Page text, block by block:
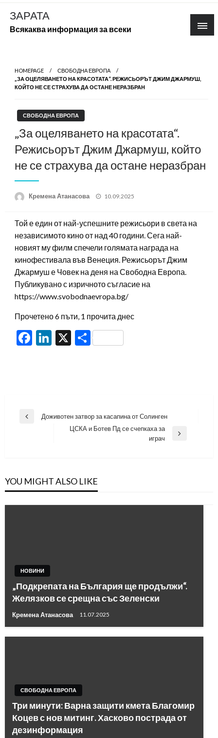
Skip
content
ЗАРАТА
Всякаква информация за всеки
HOMEPAGE
СВОБОДНА ЕВРОПА
„ЗА ОЦЕЛЯВАНЕТО НА КРАСОТАТА“. РЕЖИСЬОРЪТ ДЖИМ ДЖАРМУШ,
КОЙТО НЕ СЕ СТРАХУВА ДА ОСТАНЕ НЕРАЗБРАН
СВОБОДНА ЕВРОПА
„За оцеляването на красотата“.
Режисьорът Джим Джармуш, който
не се страхува да остане неразбран
Кремена Атанасова
Posted
10.09.2025
Той е един от най-успешните режисьори в света на
независимото кино от над 40 години. Сега най-
новият му филм спечели голямата награда на
кинофестивала във Венеция. Режисьорът Джим
Джармуш е Човек на деня на Свободна Европа.
Публикувано с изричното съгласие на
https://www.svobodnaevropa.bg/
Прочетено 6 пъти, 1 прочита днес
Facebook
LinkedIn
X Share
Навигация
Previous
Доживотен затвор за касапина от Солинген
ЦСКА и Ботев Пд се счепкаха за
играч
YOU MIGHT ALSO LIKE
НОВИНИ
„Подкрепата на България ще продължи“.
Желязков се срещна със Зеленски
Кремена Атанасова 11.07.2025
СВОБОДНА ЕВРОПА
Три минути: Варна защити кмета Благомир
Коцев с нов митинг. Хасково пострада от
дезинформация